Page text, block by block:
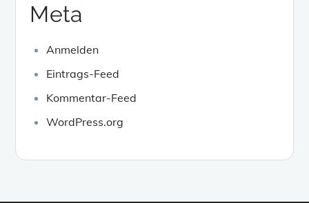
Meta
Anmelden
Eintrags-Feed
Kommentar-Feed
WordPress.org